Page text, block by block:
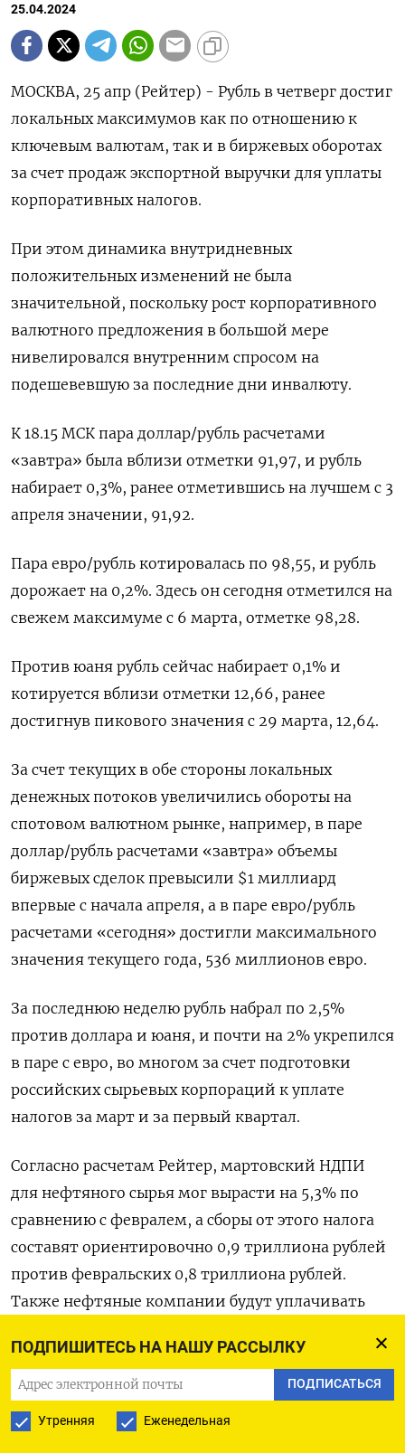
ПОДПИШИТЕСЬ НА НАШУ РАССЫЛКУ
ПОДПИСАТЬСЯ
Утренняя Еженедельная
25.04.2024
МОСКВА, 25 апр (Рейтер) - Рубль в четверг достиг
локальных максимумов как по отношению к
ключевым валютам, так и в биржевых оборотах
за счет продаж экспортной выручки для уплаты
корпоративных налогов.
При этом динамика внутридневных
положительных изменений не была
значительной, поскольку рост корпоративного
валютного предложения в большой мере
нивелировался внутренним спросом на
подешевевшую за последние дни инвалюту.
К 18.15 МСК пара доллар/рубль расчетами
«завтра» была вблизи отметки 91,97, и рубль
набирает 0,3%, ранее отметившись на лучшем с 3
апреля значении, 91,92.
Пара евро/рубль котировалась по 98,55, и рубль
дорожает на 0,2%. Здесь он сегодня отметился на
свежем максимуме с 6 марта, отметке 98,28.
Против юаня рубль сейчас набирает 0,1% и
котируется вблизи отметки 12,66, ранее
достигнув пикового значения с 29 марта, 12,64.
За счет текущих в обе стороны локальных
денежных потоков увеличились обороты на
спотовом валютном рынке, например, в паре
доллар/рубль расчетами «завтра» объемы
биржевых сделок превысили $1 миллиард
впервые с начала апреля, а в паре евро/рубль
расчетами «сегодня» достигли максимального
значения текущего года, 536 миллионов евро.
За последнюю неделю рубль набрал по 2,5%
против доллара и юаня, и почти на 2% укрепился
в паре с евро, во многом за счет подготовки
российских сырьевых корпораций к уплате
налогов за март и за первый квартал.
Согласно расчетам Рейтер, мартовский НДПИ
для нефтяного сырья мог вырасти на 5,3% по
сравнению с февралем, а сборы от этого налога
составят ориентировочно 0,9 триллиона рублей
против февральских 0,8 триллиона рублей.
Также нефтяные компании будут уплачивать
Все это предполагает увеличение объемов
предложения экспортной выручки для расчетов
с бюджетом, тем более, что при текущих